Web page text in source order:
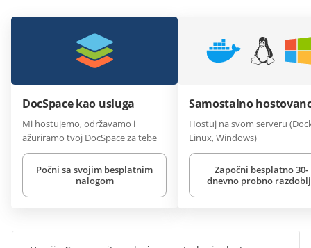
DocSpace kao usluga
Mi hostujemo, održavamo i
ažuriramo tvoj DocSpace za tebe
Počni sa svojim besplatnim
nalogom
Samostalno
Hostuj na svom serveru
Linux, Windows)
Započni besplatno 30-
dnevno probno